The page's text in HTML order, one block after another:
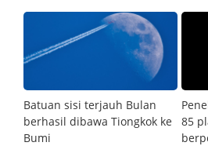
Batuan sisi terjauh Bulan
berhasil dibawa Tiongkok ke
Bumi
85